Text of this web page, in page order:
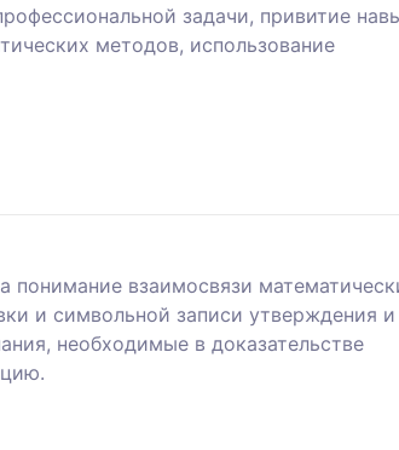
задачи, привитие
методов, использование
понимание взаимосвязи
и символьной записи утверждения и
необходимые в доказательстве